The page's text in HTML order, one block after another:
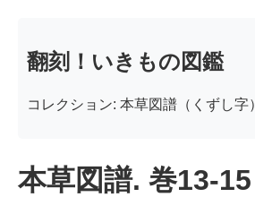
翻刻！いきもの図鑑
コレクション: 本草図譜（くずし字）
本草図譜. 巻13-